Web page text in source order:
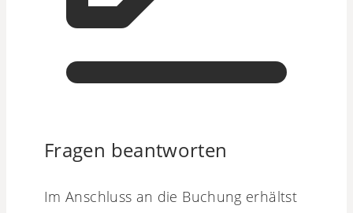
Fragen beantworten
Im Anschluss an die Buchung erhältst